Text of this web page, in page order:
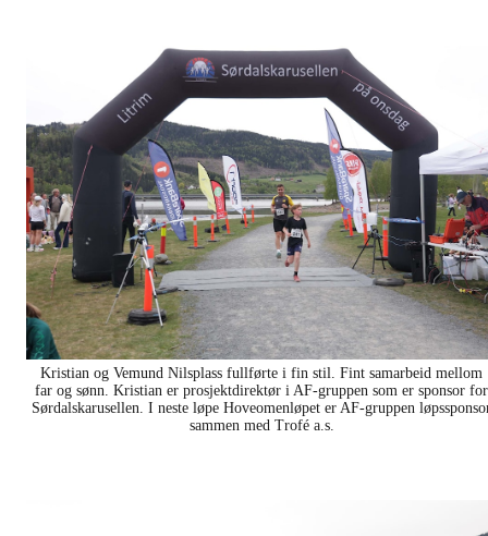
Kristian og Vemund Nilsplass fullførte i fin stil. Fint samarbeid mellom
far og sønn. Kristian er prosjektdirektør i AF-gruppen som er sponsor for
Sørdalskarusellen. I neste løpe Hoveomenløpet er AF-gruppen
sammen med Trofé a.s.